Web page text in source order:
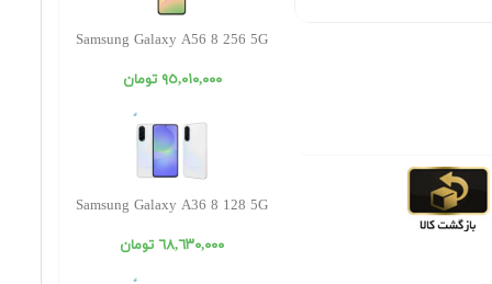
Samsung Galaxy A56 8 256 5G
٩٥,٠١٠,٠٠٠ تومان
Samsung Galaxy A36 8 128 5G
٦٨,٦٣٠,٠٠٠ تومان